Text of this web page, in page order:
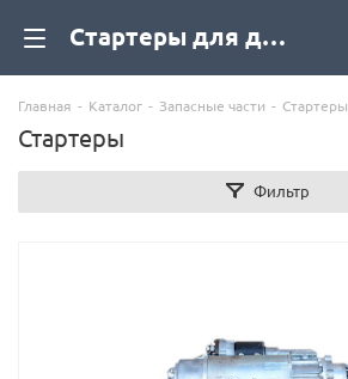
Стартеры для дизельных двигателей #VS_VGORODE# купить со склада с доставкой по цене официального дилера - компания Дизель Экспорт
Главная - Каталог - Запасные части - Стартеры
Стартеры
Фильтр